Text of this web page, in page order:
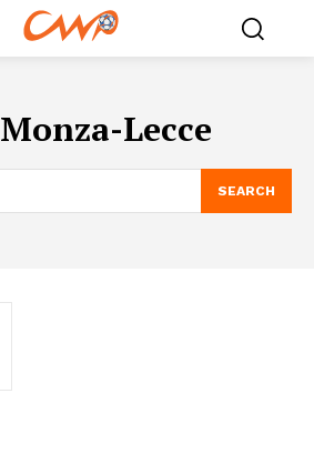
Monza-Lecce
SEARCH